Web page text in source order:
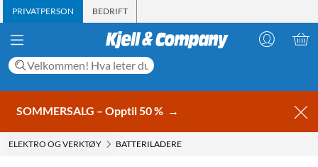
PRIVATPERSON BEDRIFT
SOMMERSALG – Opptil 50 % →
ELEKTRO OG VERKTØY BATTERILADERE